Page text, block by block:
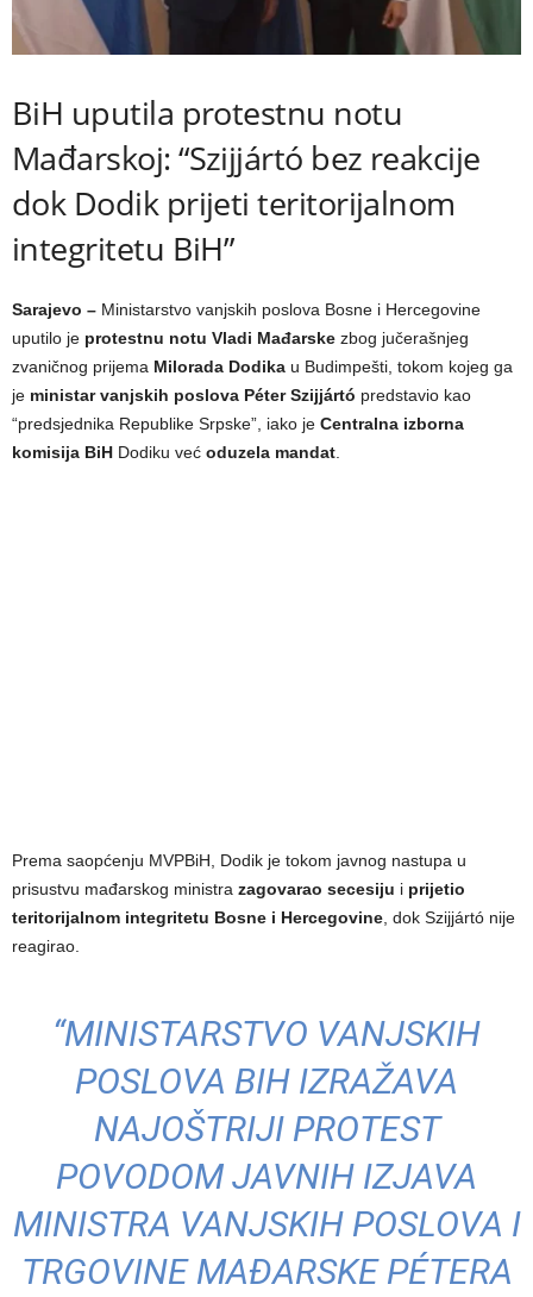
BiH uputila protestnu notu
Mađarskoj: “Szijjártó bez reakcije
dok Dodik prijeti teritorijalnom
integritetu BiH”
Sarajevo – Ministarstvo vanjskih poslova Bosne i Hercegovine
uputilo je protestnu notu Vladi Mađarske zbog jučerašnjeg
zvaničnog prijema Milorada Dodika u Budimpešti, tokom kojeg ga
je ministar vanjskih poslova Péter Szijjártó predstavio kao
“predsjednika Republike Srpske”, iako je Centralna izborna
komisija BiH Dodiku već oduzela mandat.
Prema saopćenju MVPBiH, Dodik je tokom javnog nastupa u
prisustvu mađarskog ministra zagovarao secesiju i prijetio
teritorijalnom integritetu Bosne i Hercegovine, dok Szijjártó nije
reagirao.
“MINISTARSTVO VANJSKIH
POSLOVA BIH IZRAŽAVA
NAJOŠTRIJI PROTEST
POVODOM JAVNIH IZJAVA
MINISTRA VANJSKIH POSLOVA I
TRGOVINE MAĐARSKE PÉTERA